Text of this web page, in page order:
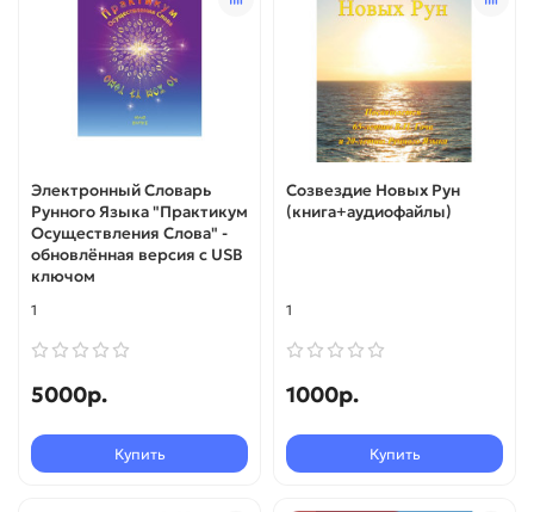
Электронный Словарь
Рунного Языка "Практикум
Осуществления Слова" -
обновлённая версия с USB
ключом
1
5000р.
Купить
Созвездие Новых Рун
(книга+аудиофайлы)
1
1000р.
Купить